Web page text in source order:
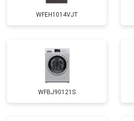
Замена мотора
Замена ТЭН
Замена блока управления
WFEH1014VJT
WFBJ90121S